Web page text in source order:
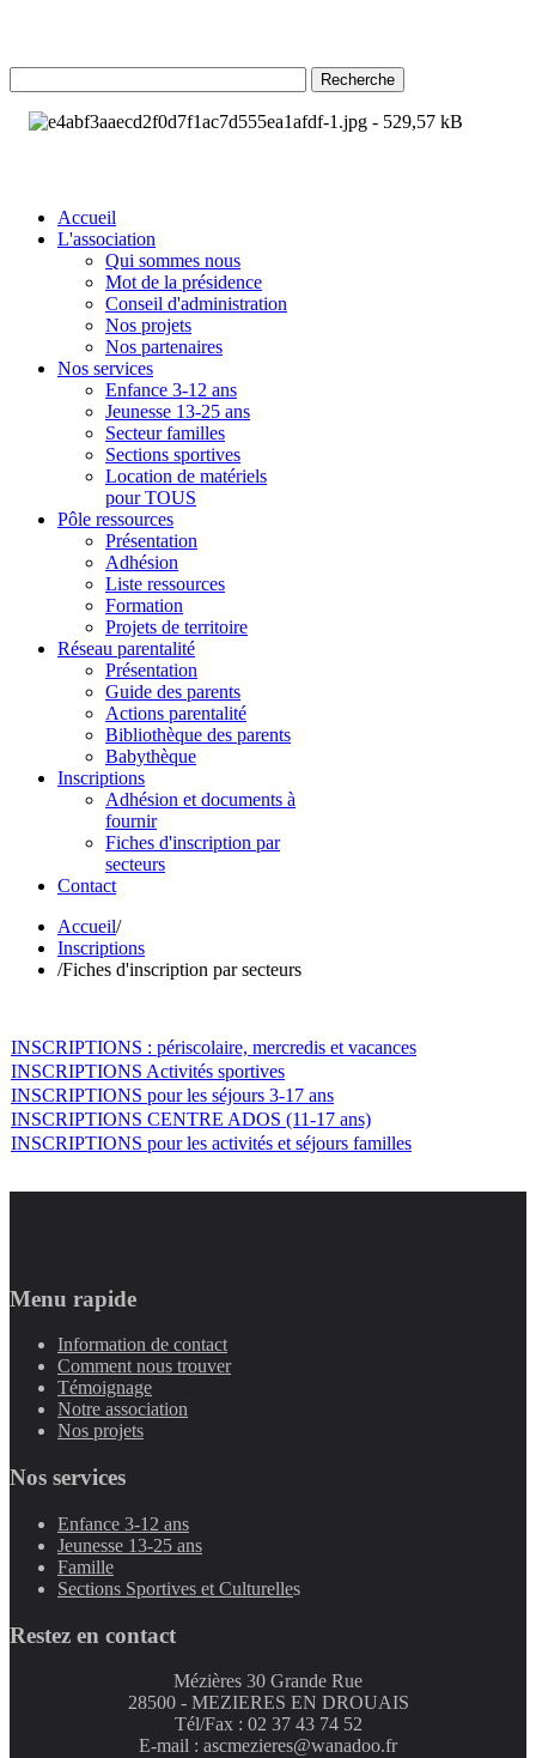
Recherche
Accueil
L'association
Qui sommes nous
Mot de la présidence
Conseil d'administration
Nos projets
Nos partenaires
Nos services
Enfance 3-12 ans
Jeunesse 13-25 ans
Secteur familles
Sections sportives
Location de matériels
pour TOUS
Pôle ressources
Présentation
Adhésion
Liste ressources
Formation
Projets de territoire
Réseau parentalité
Présentation
Guide des parents
Actions parentalité
Bibliothèque des parents
Babythèque
Inscriptions
Adhésion et documents à
fournir
Fiches d'inscription par
secteurs
Contact
Accueil/
Inscriptions
/Fiches d'inscription par secteurs
INSCRIPTIONS : périscolaire, mercredis et vacances
INSCRIPTIONS Activités sportives
INSCRIPTIONS pour les séjours 3-17 ans
INSCRIPTIONS CENTRE ADOS (11-17 ans)
INSCRIPTIONS pour les activités et séjours familles
Menu rapide
Information de contact
Comment nous trouver
Témoignage
Notre association
Nos projets
Nos services
Enfance 3-12 ans
Jeunesse 13-25 ans
Famille
Sections Sportives et Culturelles
Restez en contact
Mézières 30 Grande Rue
28500 - MEZIERES EN DROUAIS
Tél/Fax : 02 37 43 74 52
E-mail : ascmezieres@wanadoo.fr